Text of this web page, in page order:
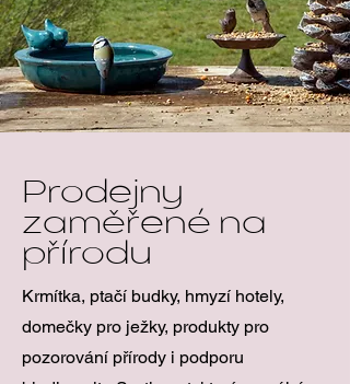
Prodejny
zaměřené na
přírodu
Krmítka, ptačí budky, hmyzí hotely,
domečky pro ježky, produkty pro
pozorování přírody i podporu